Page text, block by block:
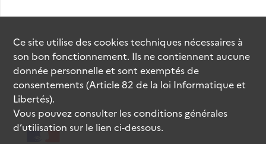
Ce site utilise descookiestechniques nécessaires à
son bon fonctionnement. Ils ne contiennent aucune
donnée personnelle et sont exemptés de
consentements (Article 82 de la loi Informatique et
Libertés).
Vous pouvez consulter les conditions générales
d’utilisation sur le lien ci-dessous.